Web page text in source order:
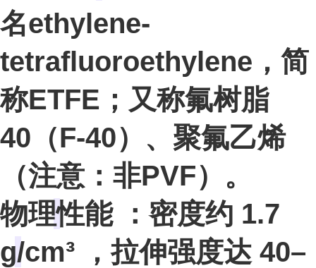
名ethylene-
tetrafluoroethylene，简
称ETFE；又称氟树脂
40（F-40）、聚氟乙烯
（注意：非PVF）。
物理性能：密度约 1.7
g/cm³ ，拉伸强度达 40–